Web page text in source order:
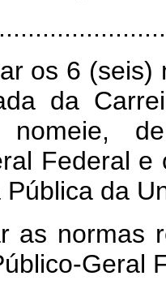
os 6 (seis)
da
nomeie,
Federal
Pública da
as normas
Geral